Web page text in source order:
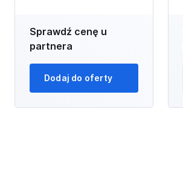
Sprawdź cenę u
partnera
Dodaj do oferty